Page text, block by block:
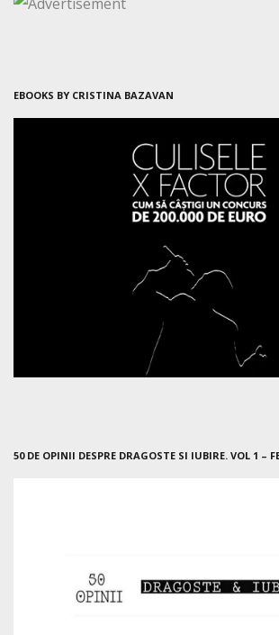
EBOOKS BY CRISTINA BAZAVAN
50 DE OPINII DESPRE DRAGOSTE SI IUBIRE. VOL 1 –